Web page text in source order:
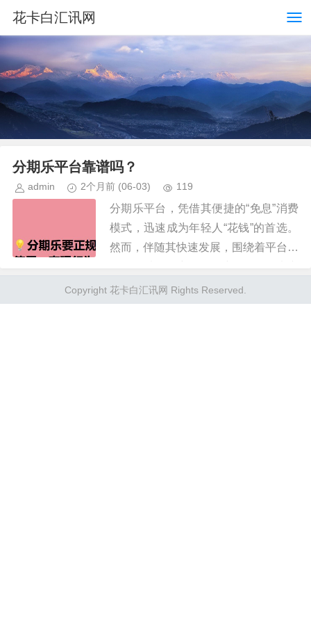
花卡白汇讯网
分期乐平台靠谱吗？
admin 2个月前 (06-03) 119
分期乐平台，凭借其便捷的“免息”消费
模式，迅速成为年轻人“花钱”的首选。
然而，伴随其快速发展，围绕着平台正
生了大量的质疑和担忧。简单地判断
“是或否”过于片面，需要从更...
Copyright 花卡白汇讯网 Rights Reserved.